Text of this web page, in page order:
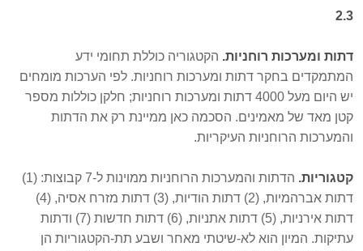
2.3
דתות ומערכות רוחניות. הקטגוריה כוללת תחומי ידע
המתמקדים בחקר דתות ומערכות רוחניות. לפי הערכות מומחים
יש היום מעל 4000 דתות ומערכות רוחניות; חלקן כוללות מספר
קטן מאד של מאמינים. הסכמה כאן ממיינת רק את הדתות
והמערכות הרוחניות העיקריות.
קטגוריות.
הדתות והמערכות הרוחניות ממוינות ל-7 קבוצות: (1)
דתות אברהמיות, (2) דתות הודיות, (3) דתות מזרח אסיה, (4)
דתות אירניות, (5) דתות אתניות, (6) דתות חדשות (7) ודתות
עתיקות. המיון הוא לא-שיטתי מאחר ושבע תת-הקטגוריות הן